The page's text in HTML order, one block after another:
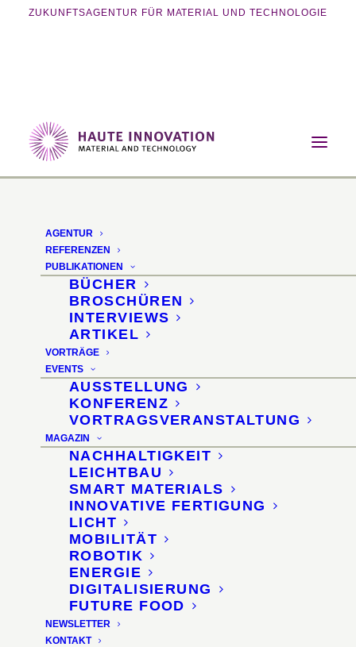
ZUKUNFTSAGENTUR FÜR MATERIAL UND TECHNOLOGIE
AGENTUR
REFERENZEN
PUBLIKATIONEN
BÜCHER
BROSCHÜREN
INTERVIEWS
ARTIKEL
VORTRÄGE
EVENTS
AUSSTELLUNG
KONFERENZ
VORTRAGSVERANSTALTUNG
MAGAZIN
NACHHALTIGKEIT
LEICHTBAU
SMART MATERIALS
INNOVATIVE FERTIGUNG
LICHT
MOBILITÄT
ROBOTIK
ENERGIE
DIGITALISIERUNG
FUTURE FOOD
NEWSLETTER
KONTAKT
Home Vorträge Future Furniture
Future Furniture
Kunstgewerbemuseum ·
Berlin
29. Mai 2026, 15–17 Uhr